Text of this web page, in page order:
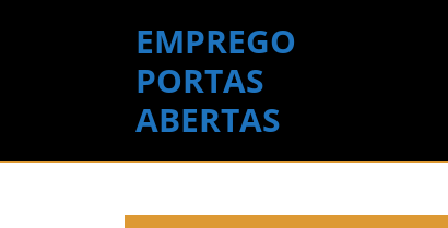
EMPREGO
PORTAS
ABERTAS